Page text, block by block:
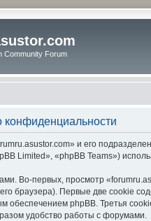
Community Forum
конфиденциальности
и его
Limited», «phpBB Teams»)
Во-первых, просмотр
браузера). Первые две cookie
обеспечением phpBB. Третья
удобство работы с форумами.